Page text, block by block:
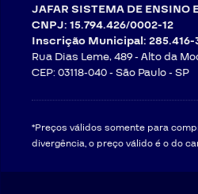
JAFAR SISTEMA DE ENSINO
CNPJ: 15.794.426/0002-12
Inscrição Municipal: 285.416-
Rua Dias Leme, 489 - Alto da
CEP: 03118-040 -São Paulo - SP
*Preços válidos somente para
divergência, o preço válido é o do